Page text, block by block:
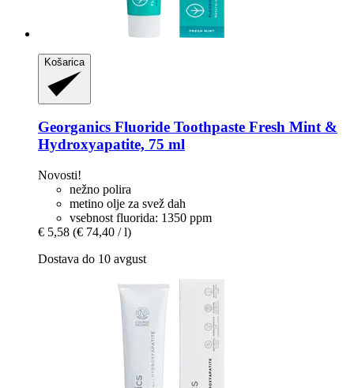
Košarica
Georganics Fluoride Toothpaste Fresh Mint &
Hydroxyapatite, 75 ml
Novosti!
nežno polira
metino olje za svež dah
vsebnost fluorida: 1350 ppm
€ 5,58 (€ 74,40 / l)
Dostava do 10 avgust